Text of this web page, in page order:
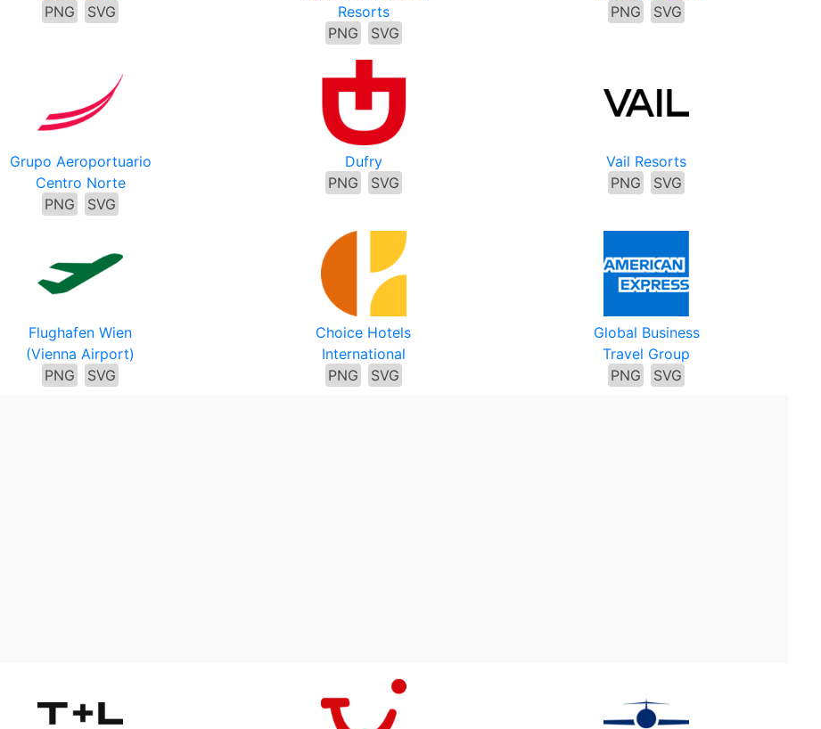
PNG
SVG
Resorts
PNG
SVG
PNG
SVG
Grupo Aeroportuario
Centro Norte
PNG
SVG
Dufry
PNG
SVG
Vail Resorts
PNG
SVG
Flughafen Wien
(Vienna Airport)
PNG
SVG
Choice Hotels
International
PNG
SVG
Global Business
Travel Group
PNG
SVG